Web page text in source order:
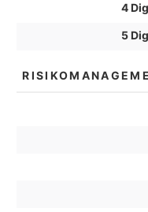
4
5